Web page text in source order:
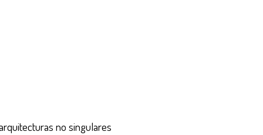
no singulares